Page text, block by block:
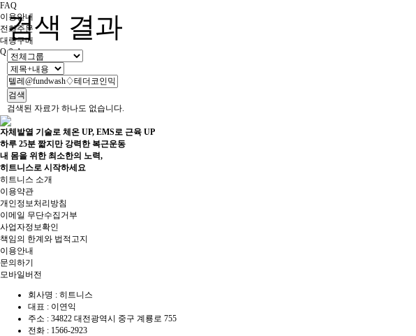
FAQ
이용안내
전화주문
대량구매
Q & A
검색 결과
검색
검색된 자료가 하나도 없습니다.
자체발열 기술로 체온 UP, EMS로 근육 UP
하루 25분 짧지만 강력한 복근운동
내 몸을 위한 최소한의 노력,
히트니스로 시작하세요
히트니스 소개
이용약관
개인정보처리방침
이메일 무단수집거부
사업자정보확인
책임의 한계와 법적고지
이용안내
문의하기
모바일버전
회사명 : 히트니스
대표 : 이연익
주소 : 34822 대전광역시 중구 계룡로 755
전화 : 1566-2923